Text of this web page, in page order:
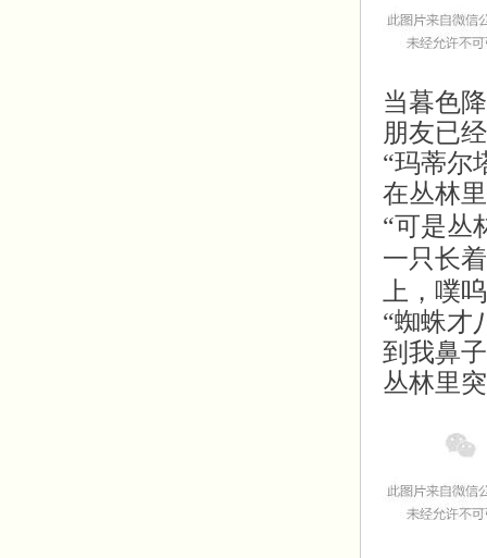
当暮色
朋友已
“玛蒂尔
在丛林
“可是丛
一只长
上，噗呜
“蜘蛛才
到我鼻
丛林里